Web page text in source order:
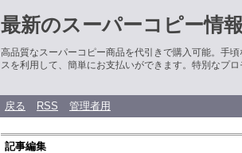
最新のスーパーコピー情
高品質なスーパーコピー商品を代引きで購入可能。手
スを利用して、簡単にお支払いができます。特別なプ
戻る RSS 管理者用
記事編集